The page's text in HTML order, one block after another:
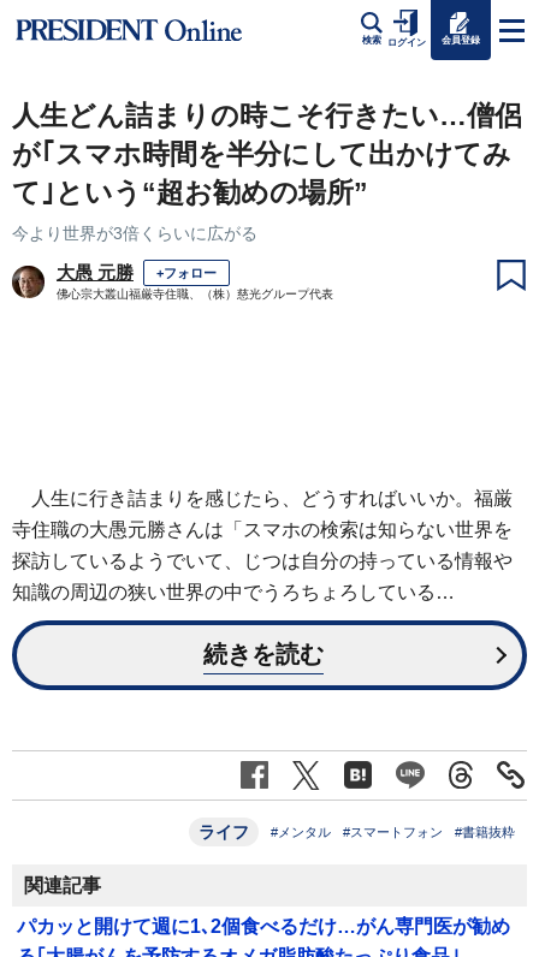
検索 ログイン 会員登録
人生どん詰まりの時こそ行きたい…僧侶
が｢スマホ時間を半分にして出かけてみ
て｣という“超お勧めの場所”
今より世界が3倍くらいに広がる
大愚 元勝 +フォロー
佛心宗大叢山福厳寺住職、（株）慈光グループ代表
人生に行き詰まりを感じたら、どうすればいいか。福厳
寺住職の大愚元勝さんは「スマホの検索は知らない世界を
探訪しているようでいて、じつは自分の持っている情報や
知識の周辺の狭い世界の中でうろちょろしている…
続きを読む
ライフ #メンタル #スマートフォン #書籍抜粋
関連記事
パカッと開けて週に1､2個食べるだけ…がん専門医が勧め